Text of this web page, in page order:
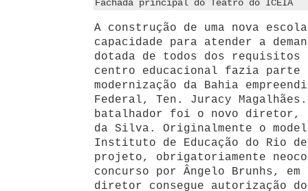
Fachada principal do Teatro do ICEIA
A construção de uma nova
capacidade para atender a
dotada de todos dos requisitos
centro educacional fazia parte
modernização da Bahia
Federal, Ten. Juracy
batalhador foi o novo diretor,
da Silva. Originalmente o
Instituto de Educação do Rio
projeto, obrigatoriamente
concurso por Ângelo Brunhs, em
diretor consegue autorização do